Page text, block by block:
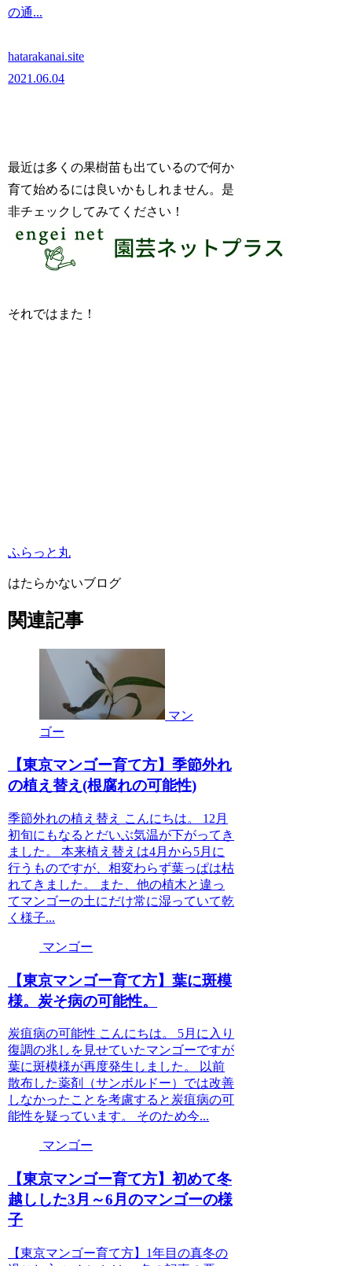
の通...
hatarakanai.site
2021.06.04
最近は多くの果樹苗も出ているので何か
育て始めるには良いかもしれません。是
非チェックしてみてください！
それではまた！
ふらっと丸
はたらかないブログ
関連記事
マン
ゴー
【東京マンゴー育て方】季節外れ
の植え替え(根腐れの可能性)
季節外れの植え替え こんにちは。 12月
初旬にもなるとだいぶ気温が下がってき
ました。 本来植え替えは4月から5月に
行うものですが、相変わらず葉っぱは枯
れてきました。 また、他の植木と違っ
てマンゴーの土にだけ常に湿っていて乾
く様子...
マンゴー
【東京マンゴー育て方】葉に斑模
様。炭そ病の可能性。
炭疽病の可能性 こんにちは。 5月に入り
復調の兆しを見せていたマンゴーですが
葉に斑模様が再度発生しました。 以前
散布した薬剤（サンボルドー）では改善
しなかったことを考慮すると炭疽病の可
能性を疑っています。 そのため今...
マンゴー
【東京マンゴー育て方】初めて冬
越しした3月～6月のマンゴーの様
子
【東京マンゴー育て方】1年目の真冬の